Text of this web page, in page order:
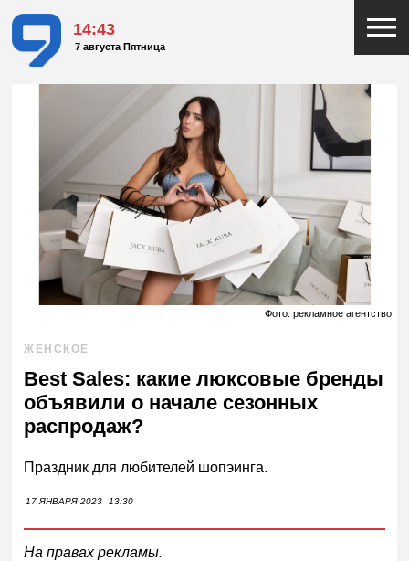
14:43
7 августа Пятница
Фото: рекламное агентство
ЖЕНСКОЕ
Best Sales: какие люксовые бренды
объявили о начале сезонных
распродаж?
Праздник для любителей шопэинга.
17 ЯНВАРЯ 2023 13:30
На правах рекламы.